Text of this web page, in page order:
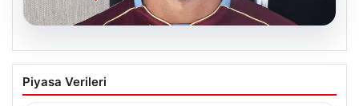
Mohamed Salah daha maça çıkmadan
Victor Osimhen’i solladı!
Piyasa Verileri